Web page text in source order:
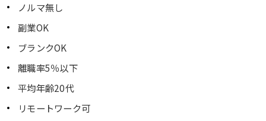
ノルマ無し
副業OK
ブランクOK
離職率5％以下
平均年齢20代
リモートワーク可